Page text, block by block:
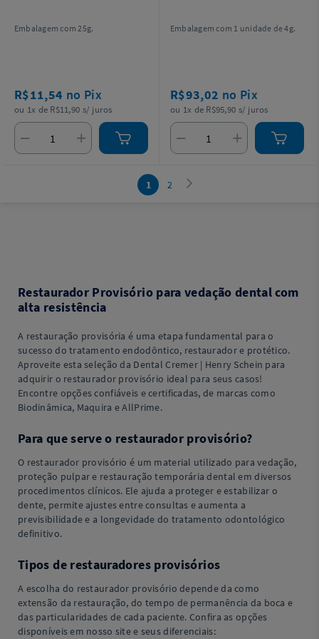
Embalagem com 25g.
R$11,54 no Pix
ou 1x de R$11,90 s/ juros
Embalagem com 1 unidade de 4g.
R$93,02 no Pix
ou 1x de R$95,90 s/ juros
1 2
Restaurador Provisório para vedação dental com
alta resistência
A restauração provisória é uma etapa fundamental para o
sucesso do tratamento endodôntico, restaurador e protético.
Aproveite esta seleção da Dental Cremer | Henry Schein para
adquirir o restaurador provisório ideal para seus casos!
Encontre opções confiáveis e certificadas, de marcas como
Biodinâmica, Maquira e AllPrime.
Para que serve o restaurador provisório?
O restaurador provisório é um material utilizado para vedação,
proteção pulpar e restauração temporária dental em diversos
procedimentos clínicos. Ele ajuda a proteger e estabilizar o
dente, permite ajustes entre consultas e aumenta a
previsibilidade e a longevidade do tratamento odontológico
definitivo.
Tipos de restauradores provisórios
A escolha do restaurador provisório depende da como
extensão da restauração, do tempo de permanência da boca e
das particularidades de cada paciente. Confira as opções
disponíveis em nosso site e seus diferenciais: